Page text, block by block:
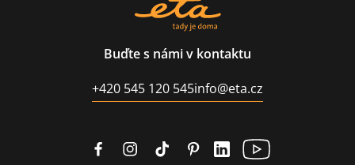
Buďte s námi v kontaktu
+420 545 120 545info@eta.cz